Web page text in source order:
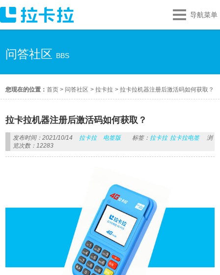
导航菜单
问答社区 BBS
您现在的位置：首页 > 问答社区 >拉卡拉 >拉卡拉机器注册后激活码如何获取？
拉卡拉机器注册后激活码如何获取？
发布时间：2021/10/14 拉卡拉 电签版 标签： 拉卡拉 拉卡拉电签
浏
览次数：12283